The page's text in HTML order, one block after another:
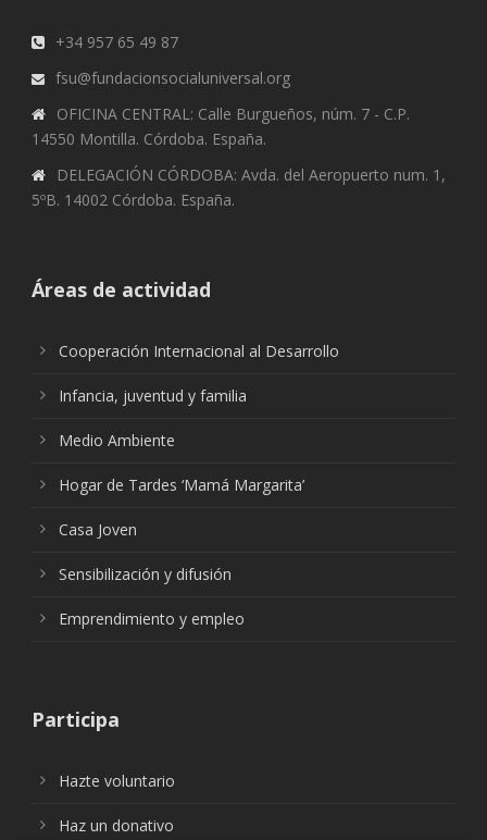
+34 957 65 49 87
fsu@fundacionsocialuniversal.org
OFICINA CENTRAL: Calle Burgueños, núm. 7 - C.P.
14550 Montilla. Córdoba. España.
DELEGACIÓN CÓRDOBA: Avda. del Aeropuerto num. 1,
5ºB. 14002 Córdoba. España.
Áreas de actividad
Cooperación Internacional al Desarrollo
Infancia, juventud y familia
Medio Ambiente
Hogar de Tardes ‘Mamá Margarita’
Casa Joven
Sensibilización y difusión
Emprendimiento y empleo
Participa
Hazte voluntario
Haz un donativo